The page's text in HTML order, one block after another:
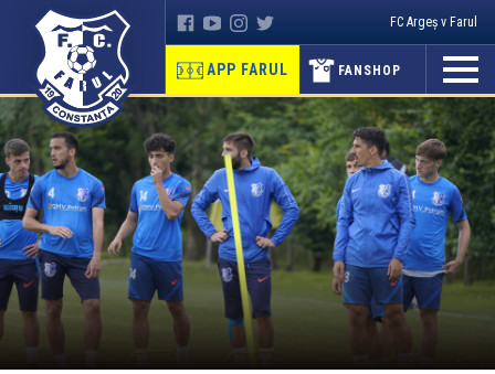
FC Argeș v Farul
APP FARUL FANSHOP